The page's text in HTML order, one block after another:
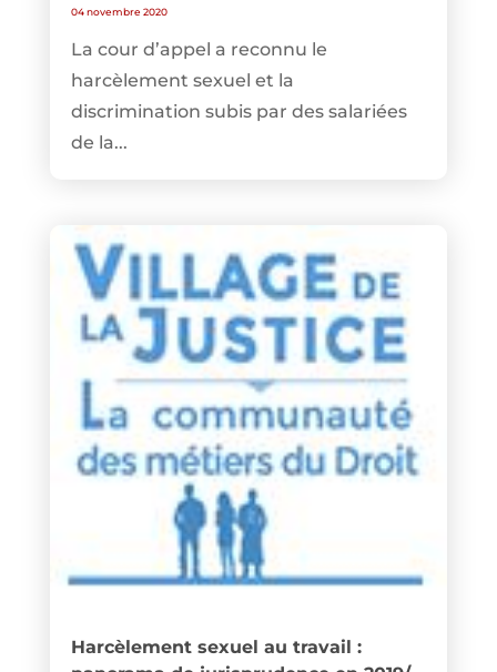
04 novembre 2020
La cour d’appel a reconnu le
harcèlement sexuel et la
discrimination subis par des salariées
de la...
Harcèlement sexuel au travail :